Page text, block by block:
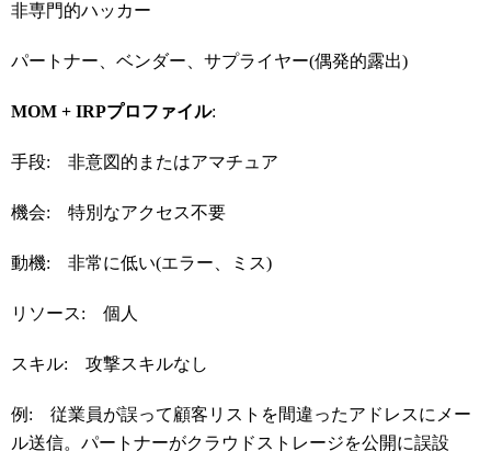
非専門的ハッカー
パートナー、ベンダー、サプライヤー(偶発的露出)
MOM + IRPプロファイル:
手段: 非意図的またはアマチュア
機会: 特別なアクセス不要
動機: 非常に低い(エラー、ミス)
リソース: 個人
スキル: 攻撃スキルなし
例: 従業員が誤って顧客リストを間違ったアドレスにメー
ル送信。パートナーがクラウドストレージを公開に誤設